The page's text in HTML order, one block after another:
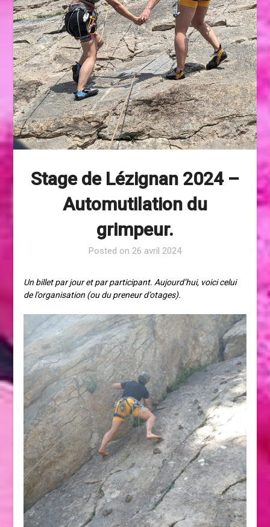
Stage de Lézignan 2024 –
Automutilation du
grimpeur.
Posted on 26 avril 2024
Un billet par jour et par participant. Aujourd’hui, voici celui
de l’organisation (ou du preneur d’otages).